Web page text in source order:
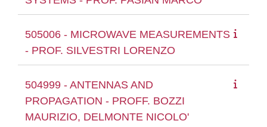
505006 - MICROWAVE MEASUREMENTS
- PROF. SILVESTRI LORENZO
504999 - ANTENNAS AND
PROPAGATION - PROFF. BOZZI
MAURIZIO, DELMONTE NICOLO'